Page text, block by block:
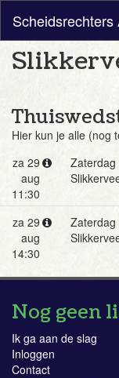
Scheidsrechters
Hier kun je alle (nog
za 29
aug
11:30
Zaterdag
za 29
aug
14:30
Zaterdag
Nog geen
Ik ga aan de slag
Inloggen
Contact